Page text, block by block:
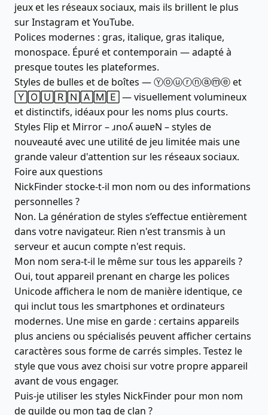
jeux et les réseaux sociaux, mais ils brillent le plus
sur Instagram et YouTube.
Polices modernes : gras, italique, gras italique,
monospace. Épuré et contemporain — adapté à
presque toutes les plateformes.
Styles de bulles et de boîtes — Ⓨⓞⓤⓡⓝⓐⓜⓔ et
🅈🄾🅄🅁🄽🄰🄼🄴 — visuellement volumineux
et distinctifs, idéaux pour les noms plus courts.
Styles Flip et Mirror – ɹnoʎ ǝɯɐN – styles de
nouveauté avec une utilité de jeu limitée mais une
grande valeur d'attention sur les réseaux sociaux.
Foire aux questions
NickFinder stocke-t-il mon nom ou des informations
personnelles ?
Non. La génération de styles s’effectue entièrement
dans votre navigateur. Rien n'est transmis à un
serveur et aucun compte n'est requis.
Mon nom sera-t-il le même sur tous les appareils ?
Oui, tout appareil prenant en charge les polices
Unicode affichera le nom de manière identique, ce
qui inclut tous les smartphones et ordinateurs
modernes. Une mise en garde : certains appareils
plus anciens ou spécialisés peuvent afficher certains
caractères sous forme de carrés simples. Testez le
style que vous avez choisi sur votre propre appareil
avant de vous engager.
Puis-je utiliser les styles NickFinder pour mon nom
de guilde ou mon tag de clan ?